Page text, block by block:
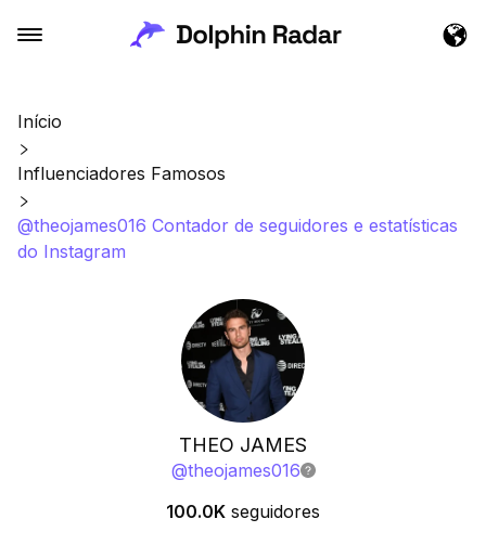
Início
Influenciadores Famosos
@theojames016 Contador de seguidores e estatísticas
do Instagram
THEO JAMES
@theojames016
100.0K seguidores